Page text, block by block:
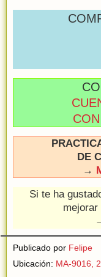
DE
→
Si te ha
mejorar
Publicado por Felipe
Ubicación: MA-9016,